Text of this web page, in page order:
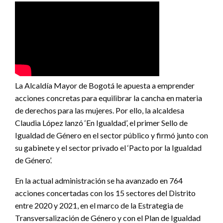
La Alcaldía Mayor de Bogotá le apuesta a emprender
acciones concretas para equilibrar la cancha en materia
de derechos para las mujeres. Por ello, la alcaldesa
Claudia López lanzó ‘En Igualdad’, el primer Sello de
Igualdad de Género en el sector público y firmó junto con
su gabinete y el sector privado el ‘Pacto por la Igualdad
de Género’.
En la actual administración se ha avanzado en 764
acciones concertadas con los 15 sectores del Distrito
entre 2020 y 2021, en el marco de la Estrategia de
Transversalización de Género y con el Plan de Igualdad